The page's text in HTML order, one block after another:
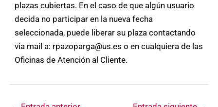
plazas cubiertas. En el caso de que algún usuario
decida no participar en la nueva fecha
seleccionada, puede liberar su plaza contactando
via mail a: rpazoparga@us.es o en cualquiera de las
Oficinas de Atención al Cliente.